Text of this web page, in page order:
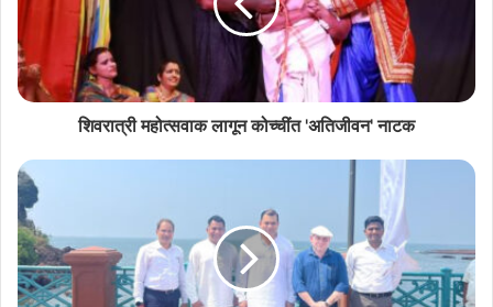
राश्ट्रीय नाट्य महोत्सवात सादर जातलें ‘देश राग’
July 11, 2026
ह्या वेळार कोंकणी भाशा मंडळाची अध्यक्ष अन्वेषा सिंगबाळ, सर्तीची पुरस्कर्ती अॅड.
दीपा सिंगबाळ, धेंपे महाविद्यालयाच्यो प्राचार्य डॉ. वृंदा बोरकार तशेंच सर्तीचे संयोजक
श्वेतांग नायक हजर आशिल्ले. धेंपे महाविद्यालयाच्यो सहयोगी प्राध्यापक अंजु
साखरदांडे हांणी उपकाराचें उलोवप केलें.
शिवरात्री महोत्सवाक लागून कोच्चींत 'अतिजीवन' नाटक